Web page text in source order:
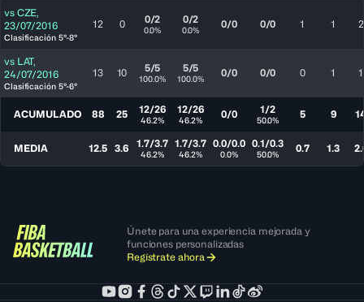
vs CZE,
23/07/2016
Clasificación 5°-8°
12 0 0/2
0.0%
0/2
0.0% 0/0 0/0 1 1 2
vs LAT,
24/07/2016
Clasificación 5°-6°
13 10 5/5
100.0%
5/5
100.0% 0/0 0/0 0 1 1
ACUMULADO 88 25 12/26
46.2%
12/26
46.2% 0/0 1/2
50.0% 5 9
MEDIA 12.5 3.6 1.7/3.7
46.2%
1.7/3.7
46.2%
0.0/0.0
0.0%
0.1/0.3
50.0% 0.7 1.3
Únete para una experiencia mejorada y
funciones personalizadas
Regístrate ahora